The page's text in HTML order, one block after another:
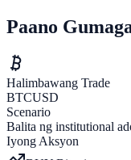
Paano
Halimbawang Trade
BTCUSD
Scenario
Balita ng institutional
Iyong Aksyon